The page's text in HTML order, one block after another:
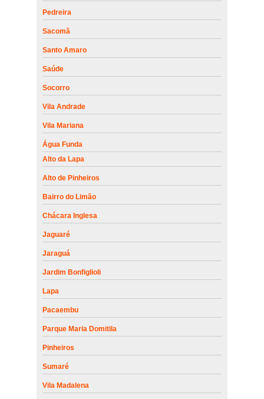
Pedreira
Sacomã
Santo Amaro
Saúde
Socorro
Vila Andrade
Vila Mariana
Água Funda
Alto da Lapa
Alto de Pinheiros
Bairro do Limão
Chácara Inglesa
Jaguaré
Jaraguá
Jardim Bonfiglioli
Lapa
Pacaembu
Parque Maria Domitila
Pinheiros
Sumaré
Vila Madalena